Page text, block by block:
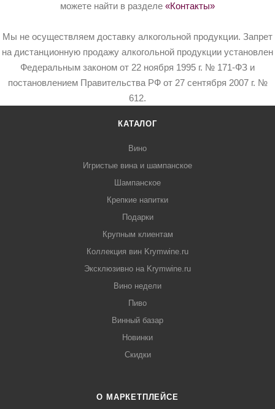
можете найти в разделе «Контакты»
Мы не осуществляем доставку алкогольной продукции. Запрет
на дистанционную продажу алкогольной продукции установлен
Федеральным законом от 22 ноября 1995 г. № 171-ФЗ и
постановлением Правительства РФ от 27 сентября 2007 г. №
612.
КАТАЛОГ
Вино
Игристые вина и шампанское
Шампанское
Крепкие напитки
Подарки
Крупным клиентам
Коллекция вин Krymwine.ru
Эксклюзивно на Krymwine.ru
Вино недели
Пиво
Винный базар
Новинки
Скидки
О МАРКЕТПЛЕЙСЕ